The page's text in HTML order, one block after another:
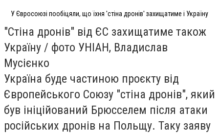
У Євросоюзі пообіцяли, що їхня 'стіна дронів' захищатиме і Україну
"Стіна дронів" від ЄС захищатиме також
Україну / фото УНІАН, Владислав
Мусієнко
Україна буде частиною проєкту від
Європейського Союзу "стіна дронів", який
був ініційований Брюсселем після атаки
російських дронів на Польщу. Таку заяву